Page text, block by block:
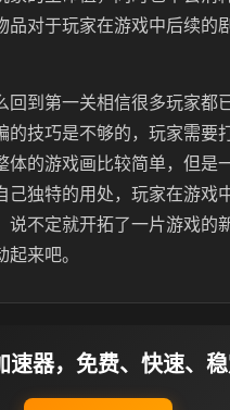
品对于玩家在游戏中后续的
回到第一关相信很多玩家都
的技巧是不够的，玩家需要
体的游戏画比较简单，但是
己独特的用处，玩家在游戏
说不定就开拓了一片游戏的
来吧。
速器，免费、快速、